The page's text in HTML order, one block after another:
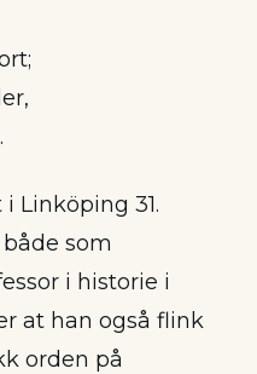
Linköping 31.
som
i historie i
at han også flink
orden på